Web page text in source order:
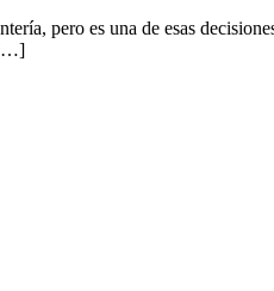
pero es una de esas
[…]